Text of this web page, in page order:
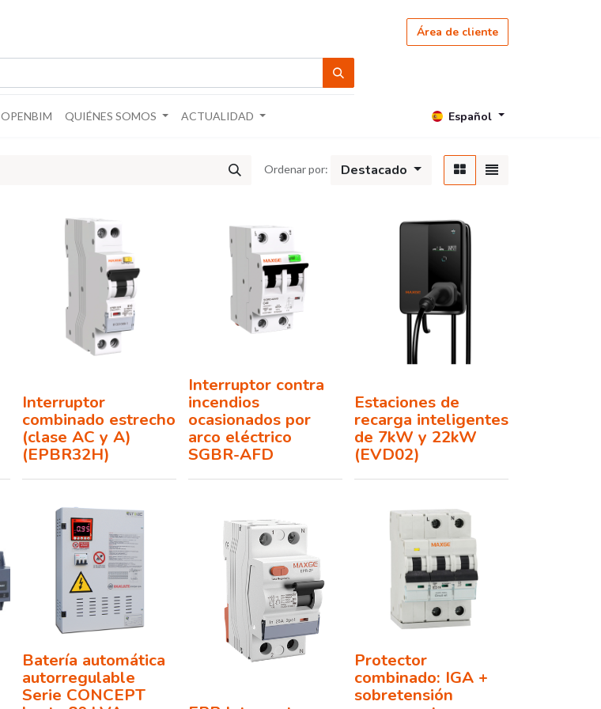
Área de cliente
OPENBIM QUIÉNES SOMOS ACTUALIDAD Español
Ordenar por: Destacado
Interruptor
combinado estrecho
(clase AC y A)
(EPBR32H)
Interruptor contra
incendios
ocasionados por
arco eléctrico
SGBR-AFD
Estaciones de
recarga inteligentes
de 7kW y 22kW
(EVD02)
Batería automática
autorregulable
Serie CONCEPT
Protector
combinado: IGA +
sobretensión